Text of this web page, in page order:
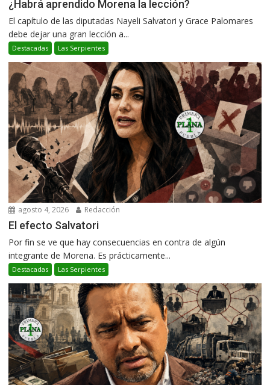
¿Habrá aprendido Morena la lección?
El capítulo de las diputadas Nayeli Salvatori y Grace Palomares
debe dejar una gran lección a...
Destacadas Las Serpientes
agosto 4, 2026 Redacción
El efecto Salvatori
Por fin se ve que hay consecuencias en contra de algún
integrante de Morena. Es prácticamente...
Destacadas Las Serpientes